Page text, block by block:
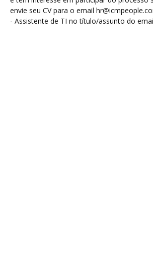
envie seu CV para o email
- Assistente de TI no título/assunto do